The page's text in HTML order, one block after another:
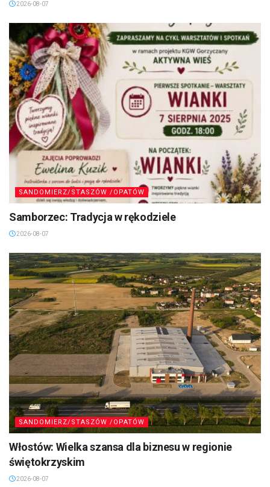
2026-08-07
SANDOMIERZ/STASZÓW /OPATÓW
Samborzec: Tradycja w rękodziele
2026-08-07
SANDOMIERZ/STASZÓW /OPATÓW
Włostów: Wielka szansa dla biznesu w regionie
świętokrzyskim
2026-08-07